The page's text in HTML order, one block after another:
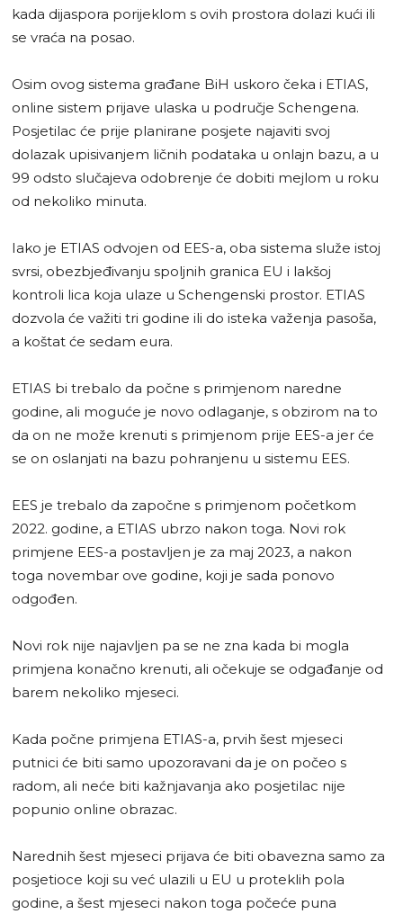
kada dijaspora porijeklom s ovih prostora dolazi kući ili
se vraća na posao.
Osim ovog sistema građane BiH uskoro čeka i ETIAS,
online sistem prijave ulaska u područje Schengena.
Posjetilac će prije planirane posjete najaviti svoj
dolazak upisivanjem ličnih podataka u onlajn bazu, a u
99 odsto slučajeva odobrenje će dobiti mejlom u roku
od nekoliko minuta.
Iako je ETIAS odvojen od EES-a, oba sistema služe istoj
svrsi, obezbjeđivanju spoljnih granica EU i lakšoj
kontroli lica koja ulaze u Schengenski prostor. ETIAS
dozvola će važiti tri godine ili do isteka važenja pasoša,
a koštat će sedam eura.
ETIAS bi trebalo da počne s primjenom naredne
godine, ali moguće je novo odlaganje, s obzirom na to
da on ne može krenuti s primjenom prije EES-a jer će
se on oslanjati na bazu pohranjenu u sistemu EES.
EES je trebalo da započne s primjenom početkom
2022. godine, a ETIAS ubrzo nakon toga. Novi rok
primjene EES-a postavljen je za maj 2023, a nakon
toga novembar ove godine, koji je sada ponovo
odgođen.
Novi rok nije najavljen pa se ne zna kada bi mogla
primjena konačno krenuti, ali očekuje se odgađanje od
barem nekoliko mjeseci.
Kada počne primjena ETIAS-a, prvih šest mjeseci
putnici će biti samo upozoravani da je on počeo s
radom, ali neće biti kažnjavanja ako posjetilac nije
popunio online obrazac.
Narednih šest mjeseci prijava će biti obavezna samo za
posjetioce koji su već ulazili u EU u proteklih pola
godine, a šest mjeseci nakon toga počeće puna